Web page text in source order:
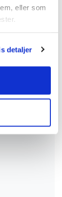
eller som
detaljer